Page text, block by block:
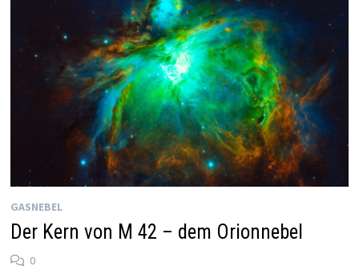
GASNEBEL
Der Kern von M 42 – dem Orionnebel
0